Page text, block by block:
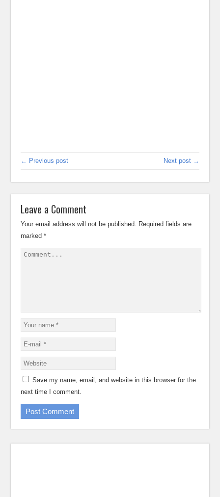
← Previous post Next post →
Leave a Comment
Your email address will not be published. Required fields are
marked*
Save my name, email, and website in this browser for the
next time I comment.